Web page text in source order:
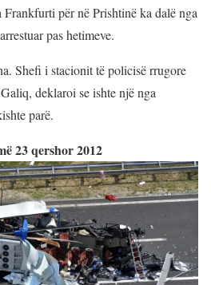
për në Prishtinë ka dalë nga
pas hetimeve.
Shefi i stacionit të policisë rrugore
deklaroi se ishte një nga
parë.
23 qershor 2012